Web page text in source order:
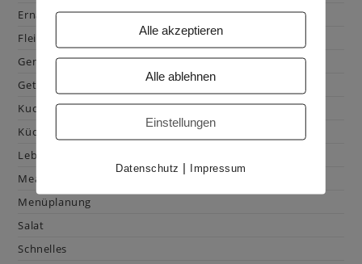
Ernährung
Fleisch & Geflügel
Gemüse
Getränke
Kuchen & Gebäck
Küchenhacks
Lebensmittelkunde
Mealprep
Menüplanung
Salat
Schnelles
Alle akzeptieren
Alle ablehnen
Einstellungen
Datenschutz | Impressum